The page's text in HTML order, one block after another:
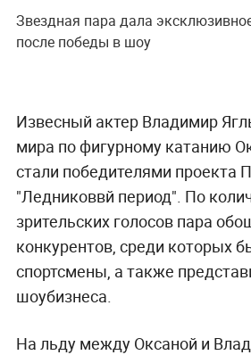
Звездная пара дала
после победы в шоу
Извесный актер Владимир
мира по фигурному катанию
стали победителями проекта
"Ледниковвй период". По
зрительских голосов пара
конкурентов, среди которых
спортсмены, а также
шоубизнеса.
На льду между Оксаной и